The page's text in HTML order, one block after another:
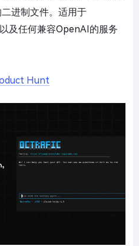
进制文件。适用于
及任何兼容OpenAI的服务
Hunt